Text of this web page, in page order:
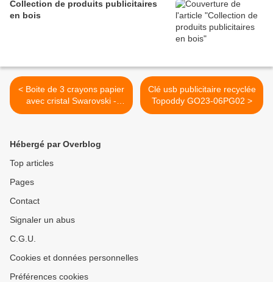
Collection de produits publicitaires
en bois
< Boite de 3 crayons papier
avec cristal Swarovski -
GO38-10BSW1
Clé usb publicitaire recyclée
Topoddy GO23-06PG02 >
Hébergé par Overblog
Top articles
Pages
Contact
Signaler un abus
C.G.U.
Cookies et données personnelles
Préférences cookies